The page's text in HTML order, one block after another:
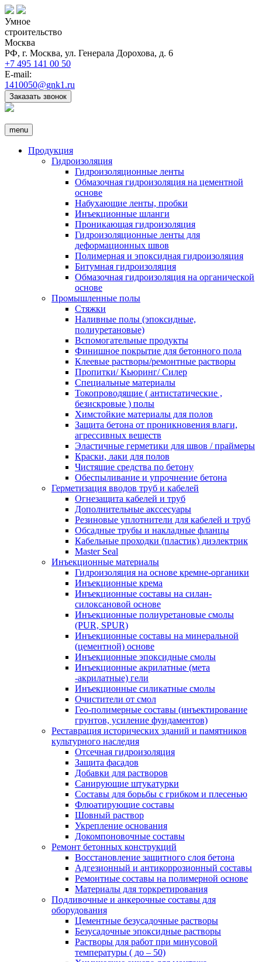
Умное
строительство
Москва
РФ, г. Москва, ул. Генерала Дорохова, д. 6
+7 495 141 00 50
E-mail:
1410050@gnk1.ru
Заказать звонок
menu
Продукция
Гидроизоляция
Гидроизоляционные ленты
Обмазочная гидроизоляция на цементной
основе
Набухающие ленты, пробки
Инъекционные шланги
Проникающая гидроизоляция
Гидроизоляционные ленты для
деформационных швов
Полимерная и эпоксидная гидроизоляция
Битумная гидроизоляция
Обмазочная гидроизоляция на органической
основе
Промышленные полы
Стяжки
Наливные полы (эпоксидные,
полиуретановые)
Вспомогательные продукты
Финишное покрытие для бетонного пола
Клеевые растворы/ремонтные растворы
Пропитки/ Кьюринг/ Силер
Специальные материалы
Токопроводящие ( антистатические ,
безискровые ) полы
Химстойкие материалы для полов
Защита бетона от проникновения влаги,
агрессивных веществ
Эластичные герметики для швов / праймеры
Краски, лаки для полов
Чистящие средства по бетону
Обеспыливание и упрочнение бетона
Герметизация вводов труб и кабелей
Огнезащита кабелей и труб
Дополнительные акссесуары
Резиновые уплотнители для кабелей и труб
Обсадные трубы и накладные фланцы
Кабельные проходки (пластик) диэлектрик
Master Seal
Инъекционные материалы
Гидроизоляция на основе кремне-органики
Инъекционные крема
Инъекционные составы на силан-
силоксановой основе
Инъекционные полиуретановые смолы
(PUR, SPUR)
Инъекционные составы на минеральной
(цементной) основе
Инъекционные эпоксидные смолы
Инъекционные акрилатные (мета
-акрилатные) гели
Инъекционные силикатные смолы
Очистители от смол
Гео-полимерные составы (инъектирование
грунтов, усиление фундаментов)
Реставрация исторических зданий и памятников
культурного наследия
Отсечная гидроизоляция
Защита фасадов
Добавки для растворов
Санирующие штукатурки
Составы для борьбы с грибком и плесенью
Флюатирующие составы
Шовный раствор
Укрепление основания
Докомпоновочные составы
Ремонт бетонных конструкций
Восстановление защитного слоя бетона
Адгезионный и антикоррозионный составы
Ремонтные составы на полимерной основе
Материалы для торкретирования
Подливочные и анкерочные составы для
оборудования
Цементные безусадочные растворы
Безусадочные эпоксидные растворы
Растворы для работ при минусовой
температуры ( до – 50)